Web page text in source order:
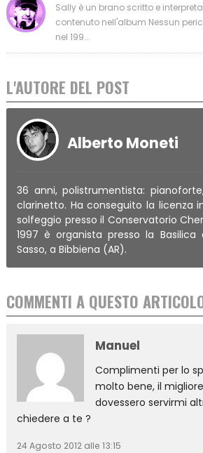
Sally è un brano scritto e
contenuto nell'album Nessun
nel 199...
L'AUTORE DEL POST
Alberto Moneti
36 anni, polistrumentista:
clarinetto. Ha conseguito la licenza
solfeggio presso il Conservatorio
1997 è organista presso la Basilica
Sasso, a Bibbiena (AR).
COMMENTI A QUESTO
Manuel
Complimenti per lo
molto bene, il
dovessero servirmi
chiedere a te ?
24 Agosto 2012 alle 13:15